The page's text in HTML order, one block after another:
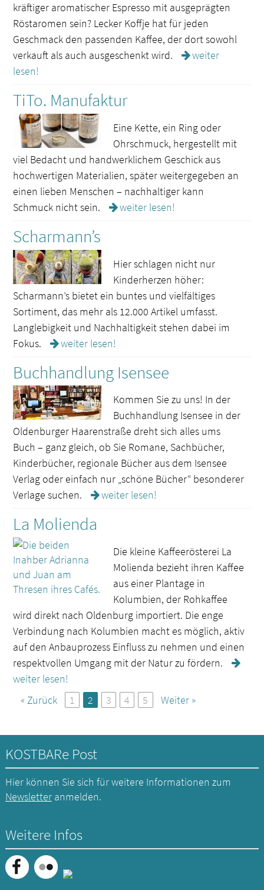
kräftiger aromatischer Espresso mit ausgeprägten
Röstaromen sein? Lecker Koffje hat für jeden
Geschmack den passenden Kaffee, der dort sowohl
verkauft als auch ausgeschenkt wird.
weiter
lesen!
TiTo. Manufaktur
Eine Kette, ein Ring oder
Ohrschmuck, hergestellt mit
viel Bedacht und handwerklichem Geschick aus
hochwertigen Materialien, später weitergegeben an
einen lieben Menschen – nachhaltiger kann
Schmuck nicht sein.
weiter lesen!
Scharmann’s
Hier schlagen nicht nur
Kinderherzen höher:
Scharmann’s bietet ein buntes und vielfältiges
Sortiment, das mehr als 12.000 Artikel umfasst.
Langlebigkeit und Nachhaltigkeit stehen dabei im
Fokus.
weiter lesen!
Buchhandlung Isensee
Kommen Sie zu uns! In der
Buchhandlung Isensee in der
Oldenburger Haarenstraße dreht sich alles ums
Buch – ganz gleich, ob Sie Romane, Sachbücher,
Kinderbücher, regionale Bücher aus dem Isensee
Verlag oder einfach nur „schöne Bücher“ besonderer
Verlage suchen.
weiter lesen!
La Molienda
Die kleine Kaffeerösterei La
Molienda bezieht ihren Kaffee
aus einer Plantage in
Kolumbien, der Rohkaffee
wird direkt nach Oldenburg importiert. Die enge
Verbindung nach Kolumbien macht es möglich, aktiv
auf den Anbauprozess Einfluss zu nehmen und einen
respektvollen Umgang mit der Natur zu fördern.
weiter lesen!
« Zurück
1 2 3 4 5 Weiter »
KOSTBARe Post
Hier können Sie sich für weitere Informationen zum
Newsletteranmelden.
Weitere Infos